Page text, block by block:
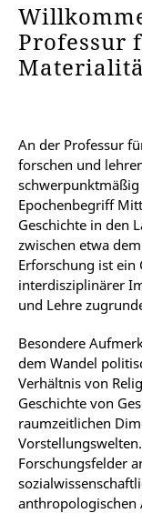
Professur
An der Professur
forschen und
Epochenbegriff
Geschichte in den
zwischen etwa
Erforschung ist ein
interdisziplinärer
und Lehre
Besondere
dem Wandel
Verhältnis von
Geschichte von
raumzeitlichen
Forschungsfelder
anthropologischen